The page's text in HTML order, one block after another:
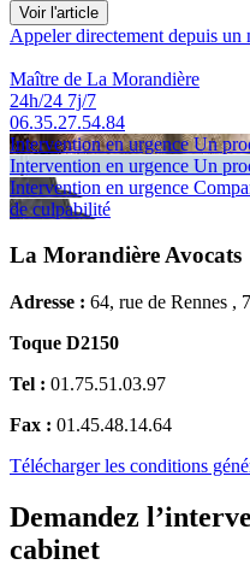
Voir l'article
Appeler directement depuis un
Maître de La Morandière
24h/24 7j/7
06.35.27.54.84
Intervention en urgence Un
Intervention en urgence Un
Intervention en urgence
de culpabilité
La Morandière Avocats
Adresse : 64, rue de Rennes ,
Toque D2150
Tel : 01.75.51.03.97
Fax : 01.45.48.14.64
Télécharger les conditions
Demandez
cabinet